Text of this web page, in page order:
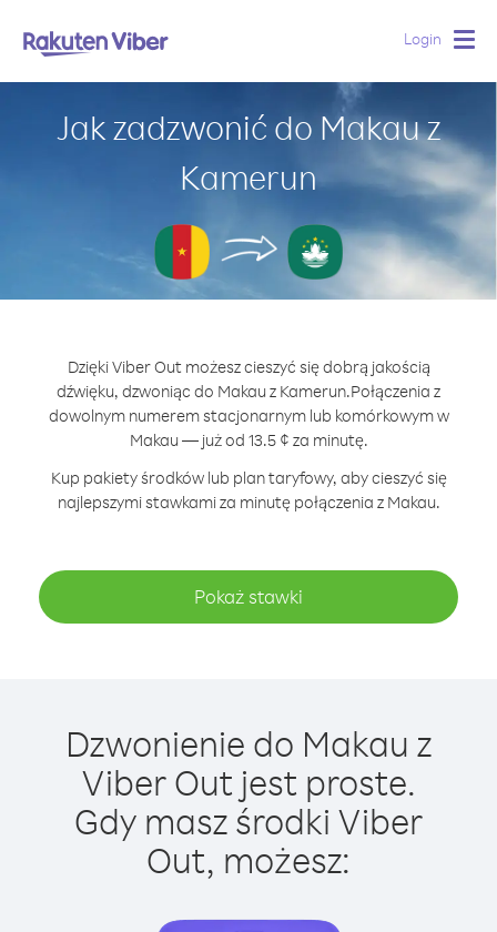
Login
Jak zadzwonić do Makau z
Kamerun
Dzięki Viber Out możesz cieszyć się dobrą jakością
dźwięku, dzwoniąc do Makau z Kamerun.Połączenia z
dowolnym numerem stacjonarnym lub komórkowym w
Makau — już od 13.5 ¢ za minutę.
Kup pakiety środków lub plan taryfowy, aby cieszyć się
najlepszymi stawkami za minutę połączenia z Makau.
Pokaż stawki
Dzwonienie do Makau z
Viber Out jest proste.
Gdy masz środki Viber
Out, możesz: